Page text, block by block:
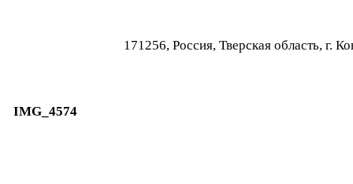
171256, Россия, Тверская область, г.
IMG_4574